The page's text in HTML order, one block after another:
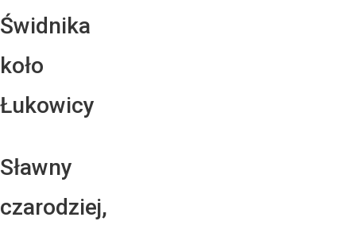
Świdnika
koło
Łukowicy
Sławny
czarodziej,